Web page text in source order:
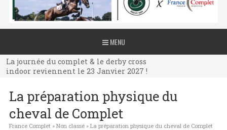
MENU
La journée du complet & le derby cross
indoor reviennent le 23 Janvier 2027 !
La journée du complet & le derby cross
indoor reviennent le 23 Janvier 2027 !
indoor reviennent le 23 Janvier 2027 !
La préparation physique du
cheval de Complet
France Complet» Non classé» La préparation physique du cheval de Complet